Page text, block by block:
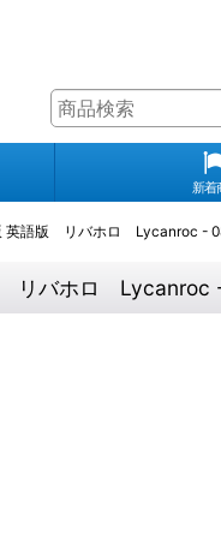
新着
英語版 リバホロ Lycanroc -
リバホロ Lycanroc